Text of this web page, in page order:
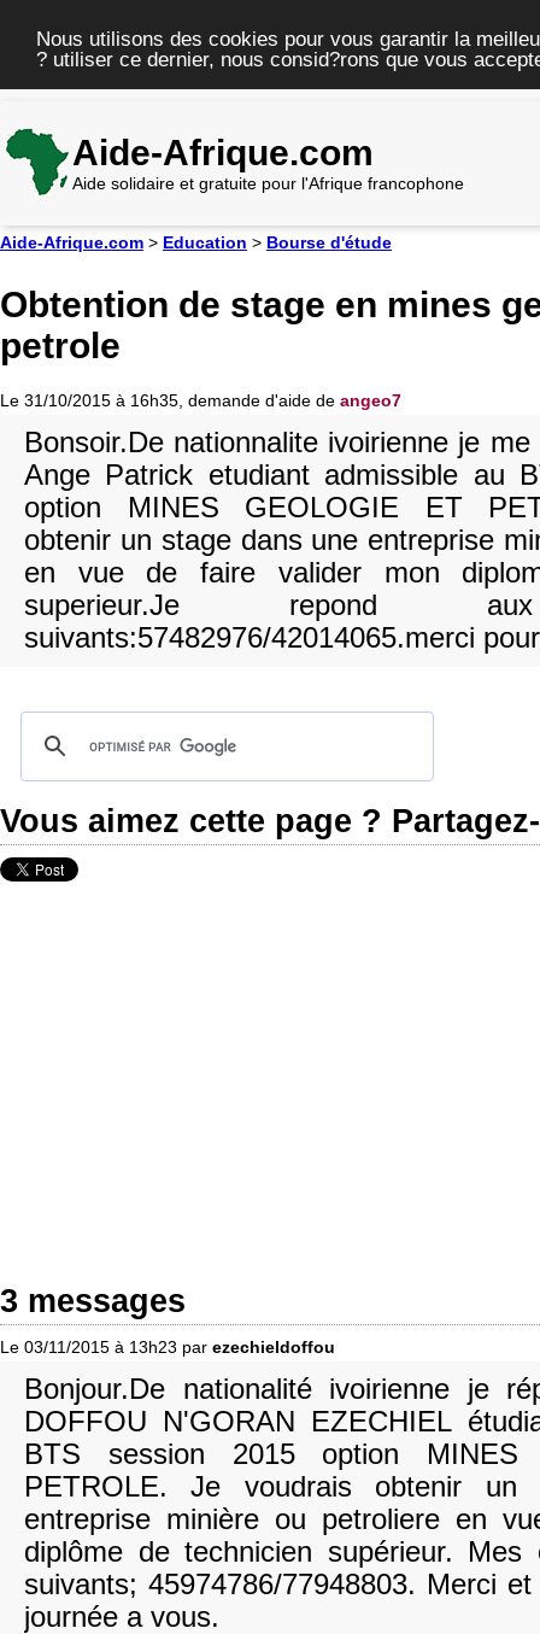
Nous utilisons des cookies pour vous garantir la
? utiliser ce dernier, nous consid?rons que vous
Aide-Afrique.com
Aide solidaire et gratuite pour l'Afrique francophone
Aide-Afrique.com > Education > Bourse d'étude
Obtention de stage en mines
petrole
Le 31/10/2015 à 16h35, demande d'aide de angeo7
Bonsoir.De nationnalite ivoirienne je
Ange Patrick etudiant admissible au
option MINES GEOLOGIE ET
obtenir un stage dans une entreprise
en vue de faire valider mon
superieur.Je repond
suivants:57482976/42014065.merci
Vous aimez cette page ?
3 messages
Le 03/11/2015 à 13h23 par ezechieldoffou
Bonjour.De nationalité ivoirienne je
DOFFOU N'GORAN EZECHIEL
BTS session 2015 option MINES
PETROLE. Je voudrais obtenir un
entreprise minière ou petroliere en
diplôme de technicien supérieur.
suivants; 45974786/77948803. Merci
journée a vous.